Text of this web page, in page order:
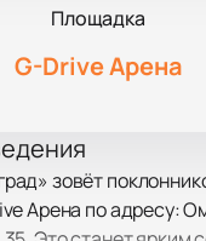
Площадка
G-Drive Арена
зовёт
Арена по адресу: